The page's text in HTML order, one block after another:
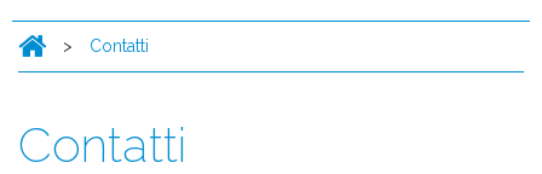
> Contatti
Contatti